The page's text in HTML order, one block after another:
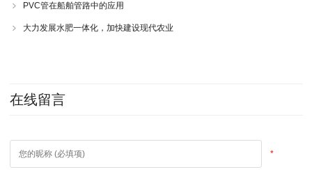
PVC管在船舶管路中的应用
大力发展水肥一体化，加快建设现代农业
在线留言
*